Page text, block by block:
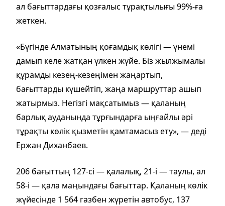
ал бағыттардағы қозғалыс тұрақтылығы 99%-ға
жеткен.
«Бүгінде Алматының қоғамдық көлігі — үнемі
дамып келе жатқан үлкен жүйе. Біз жылжымалы
құрамды кезең-кезеңімен жаңартып,
бағыттарды күшейтіп, жаңа маршруттар ашып
жатырмыз. Негізгі мақсатымыз — қаланың
барлық ауданында тұрғындарға ыңғайлы әрі
тұрақты көлік қызметін қамтамасыз ету», — деді
Ержан Диханбаев.
206 бағыттың 127-сі — қалалық, 21-і — таулы, ал
58-і — қала маңындағы бағыттар. Қаланың көлік
жүйесінде 1 564 газбен жүретін автобус, 137